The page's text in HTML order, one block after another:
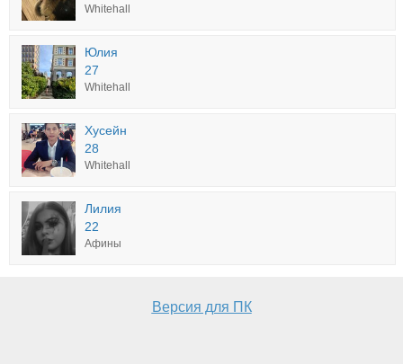
Whitehall
Юлия
27
Whitehall
Хусейн
28
Whitehall
Лилия
22
Афины
Версия для ПК